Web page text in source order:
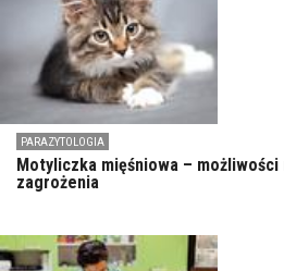
PARAZYTOLOGIA
Motyliczka mięśniowa –
zagrożenia